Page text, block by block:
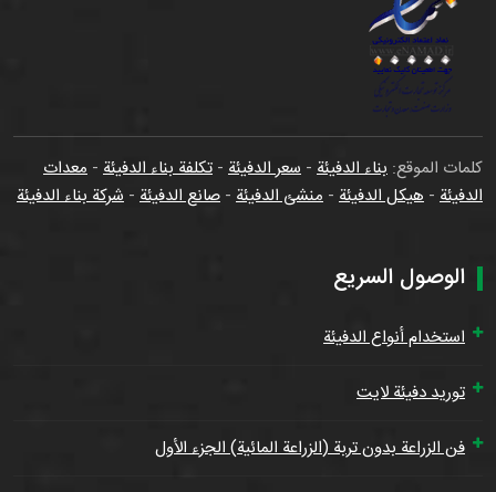
كلمات الموقع: بناء الدفيئة - سعر الدفيئة - تكلفة بناء الدفيئة - معدات
الدفيئة - هيكل الدفيئة - منشئ الدفيئة - صانع الدفيئة - شركة بناء الدفيئة
الوصول السريع
استخدام أنواع الدفيئة
توريد دفيئة لايت
فن الزراعة بدون تربة (الزراعة المائية) الجزء الأول